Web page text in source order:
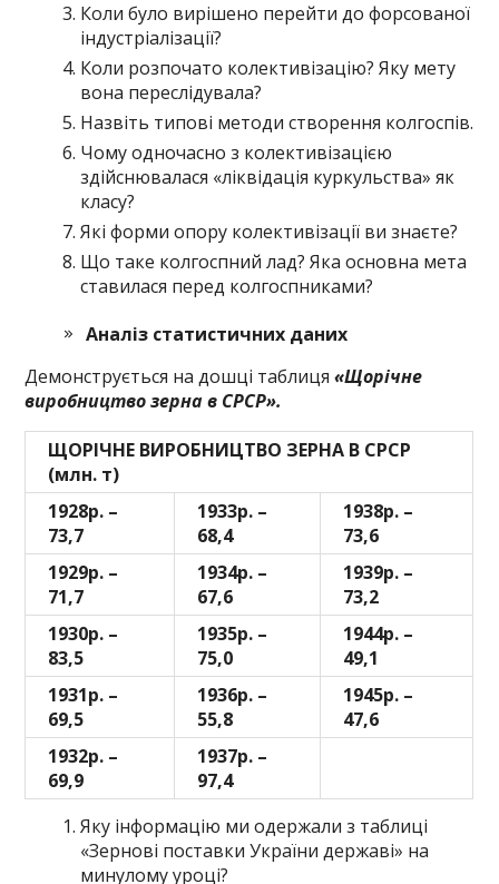
Коли було вирішено перейти до форсованої
індустріалізації?
Коли розпочато колективізацію? Яку мету
вона переслідувала?
Назвіть типові методи створення колгоспів.
Чому одночасно з колективізацією
здійснювалася «ліквідація куркульства» як
класу?
Які форми опору колективізації ви знаєте?
Що таке колгоспний лад? Яка основна мета
ставилася перед колгоспниками?
Аналіз статистичних даних
Демонструється на дошці таблиця«Щорічне
виробництво зерна в СРСР».
ЩОРІЧНЕ ВИРОБНИЦТВО ЗЕРНА В СРСР
(млн. т)
1928р. –
73,7
1933р. –
68,4
1938р. –
73,6
1929р. –
71,7
1934р. –
67,6
1939р. –
73,2
1930р. –
83,5
1935р. –
75,0
1944р. –
49,1
1931р. –
69,5
1936р. –
55,8
1945р. –
47,6
1932р. –
69,9
1937р. –
97,4
Яку інформацію ми одержали з таблиці
«Зернові поставки України державі» на
минулому уроці?